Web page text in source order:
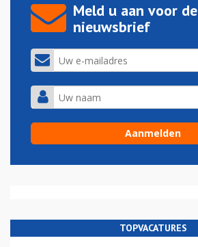
Meld u aan voor de
nieuwsbrief
TOPVACATURES